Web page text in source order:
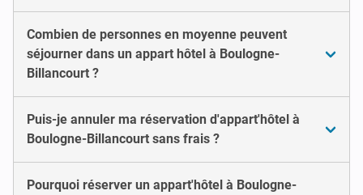
Combien de personnes en moyenne peuvent
séjourner dans un appart hôtel à Boulogne-
Billancourt ?
Puis-je annuler ma réservation d'appart'hôtel à
Boulogne-Billancourt sans frais ?
Pourquoi réserver un appart'hôtel à Boulogne-